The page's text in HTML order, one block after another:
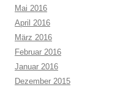
Mai 2016
April 2016
März 2016
Februar 2016
Januar 2016
Dezember 2015